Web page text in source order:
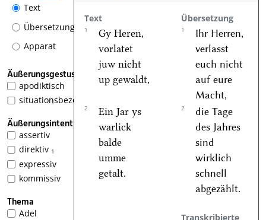
Text
Übersetzung
Apparat
Äußerungsgestus
apodiktisch
1
situationsbezogen
Äußerungsintention
assertiv
1
direktiv
expressiv
kommissiv
Thema
Adel
Text Übersetzung
1
Gy Heren,
vorlatet
juw nicht
up gewaldt,
1
Ihr Herren,
verlasst
euch nicht
auf eure
Macht,
2
Ein Jar ys
warlick
balde
umme
getalt.
2
die Tage
des Jahres
sind
wirklich
schnell
abgezählt.
Transkribierte